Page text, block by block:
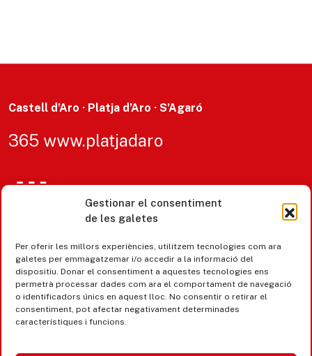
Gestionar el consentiment
de les galetes
Per oferir les millors experiències, utilitzem tecnologies com ara
galetes per emmagatzemar i/o accedir a la informació del
dispositiu. Donar el consentiment a aquestes tecnologies ens
permetrà processar dades com ara el comportament de navegació
o identificadors únics en aquest lloc. No consentir o retirar el
consentiment, pot afectar negativament determinades
característiques i funcions.
Castell d’Aro · Platja d’Aro · S’Agaró
365 www.platjadaro
Accesibilitat